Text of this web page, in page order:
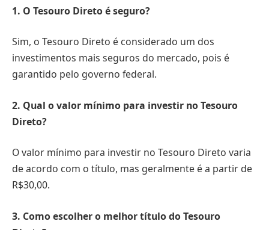
1. O Tesouro Direto é seguro?
Sim, o Tesouro Direto é considerado um dos
investimentos mais seguros do mercado, pois é
garantido pelo governo federal.
2. Qual o valor mínimo para investir no Tesouro
Direto?
O valor mínimo para investir no Tesouro Direto varia
de acordo com o título, mas geralmente é a partir de
R$30,00.
3. Como escolher o melhor título do Tesouro